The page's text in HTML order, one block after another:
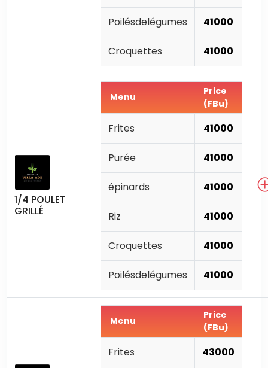
Poilésdelégumes 41000
Croquettes 41000
1/4 POULET
GRILLÉ
Menu
Price
(FBu)
Frites 41000
Purée 41000
épinards 41000
Riz 41000
Croquettes 41000
Poilésdelégumes 41000
Menu
Price
(FBu)
Frites 43000